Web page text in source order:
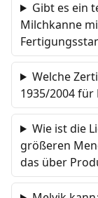
Gibt es ein
Milchkanne
Welche
1935/2004
Wie ist die
größeren
das über